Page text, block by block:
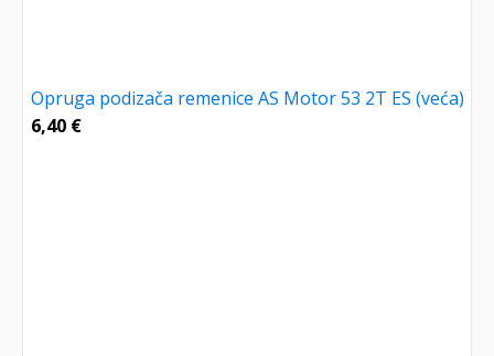
Opruga podizača remenice AS Motor 53 2T ES (veća)
6,40 €